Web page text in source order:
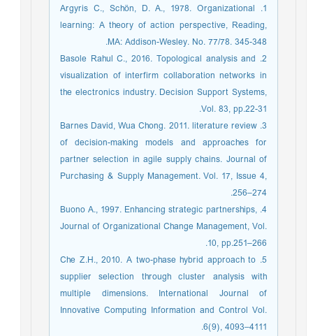
1. Argyris C., Schön, D. A., 1978. Organizational
learning: A theory of action perspective, Reading,
MA: Addison-Wesley. No. 77/78. 345-348.
2. Basole Rahul C., 2016. Topological analysis and
visualization of interfirm collaboration networks in
the electronics industry. Decision Support Systems,
Vol. 83, pp.22-31.
3. Barnes David, Wua Chong. 2011. literature review
of decision-making models and approaches for
partner selection in agile supply chains. Journal of
Purchasing & Supply Management. Vol. 17, Issue 4,
256–274.
4. Buono A., 1997. Enhancing strategic partnerships,
Journal of Organizational Change Management, Vol.
10, pp.251–266.
5. Che Z.H., 2010. A two-phase hybrid approach to
supplier selection through cluster analysis with
multiple dimensions. International Journal of
Innovative Computing Information and Control Vol.
6(9), 4093–4111.